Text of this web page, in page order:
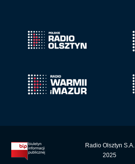
Radio Olsztyn S.A.
2025